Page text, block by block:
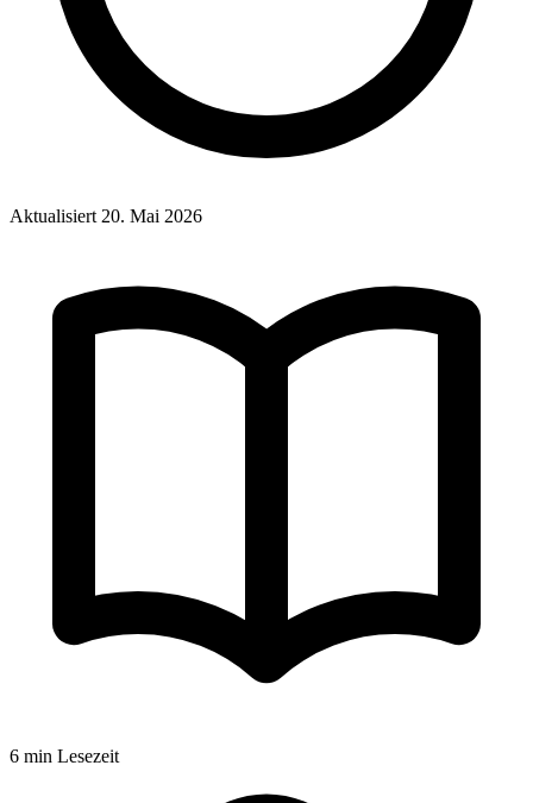
Aktualisiert 20. Mai 2026
6 min Lesezeit